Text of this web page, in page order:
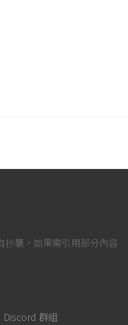
襲，如果需引用部分內容
Discord 群組